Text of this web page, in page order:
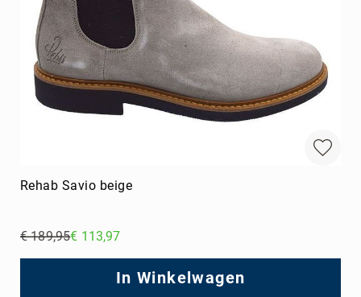
Rehab Savio beige
€ 189,95€ 113,97
In Winkelwagen